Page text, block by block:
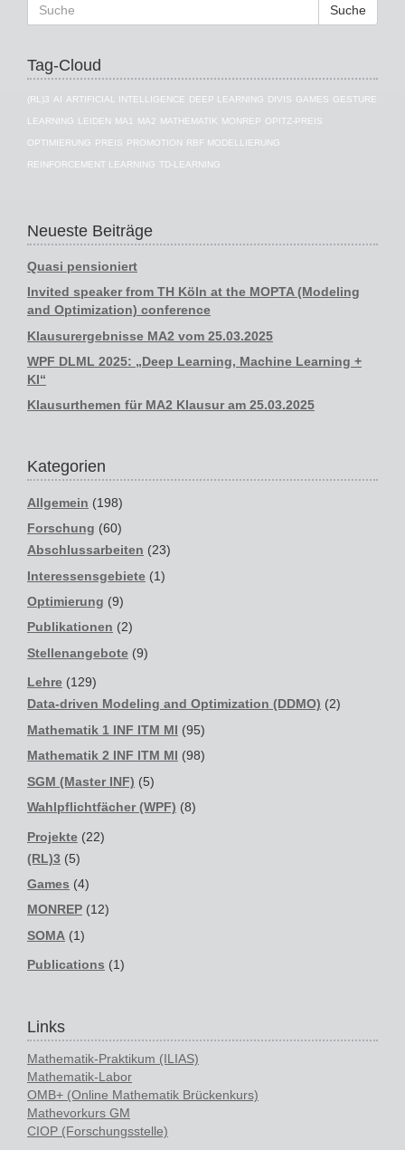
Suche
Tag-Cloud
(RL)3 AI ARTIFICIAL INTELLIGENCE DEEP LEARNING DIVIS GAMES GESTURE
LEARNING LEIDEN MA1 MA2 MATHEMATIK MONREP OPITZ-PREIS
OPTIMIERUNG PREIS PROMOTION RBF MODELLIERUNG
REINFORCEMENT LEARNING TD-LEARNING
Neueste Beiträge
Quasi pensioniert
Invited speaker from TH Köln at the MOPTA (Modeling
and Optimization) conference
Klausurergebnisse MA2 vom 25.03.2025
WPF DLML 2025: „Deep Learning, Machine Learning +
KI“
Klausurthemen für MA2 Klausur am 25.03.2025
Kategorien
Allgemein (198)
Forschung (60)
Abschlussarbeiten (23)
Interessensgebiete (1)
Optimierung (9)
Publikationen (2)
Stellenangebote (9)
Lehre (129)
Data-driven Modeling and Optimization (DDMO) (2)
Mathematik 1 INF ITM MI (95)
Mathematik 2 INF ITM MI (98)
SGM (Master INF) (5)
Wahlpflichtfächer (WPF) (8)
Projekte (22)
(RL)3 (5)
Games (4)
MONREP (12)
SOMA (1)
Publications (1)
Links
Mathematik-Praktikum (ILIAS)
Mathematik-Labor
OMB+ (Online Mathematik Brückenkurs)
Mathevorkurs GM
CIOP (Forschungsstelle)